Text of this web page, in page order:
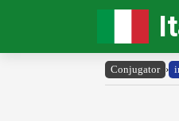
Conjugator ›